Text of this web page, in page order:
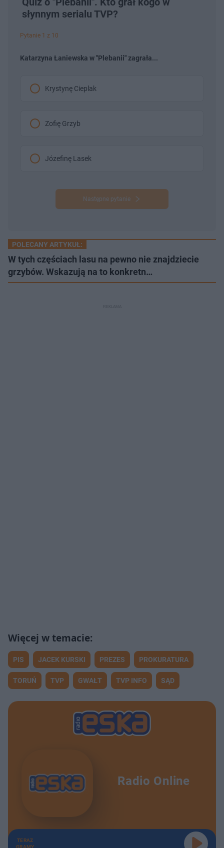
słynnym serialu TVP?
Pytanie 1 z 10
Katarzyna Łaniewska w "Plebanii" zagrała...
Krystynę Cieplak
Zofię Grzyb
Józefinę Lasek
Następne pytanie
POLECANY ARTYKUŁ:
W tych częściach lasu na pewno nie znajdziecie
grzybów. Wskazują na to konkretn…
PIS JACEK KURSKI PREZES PROKURATURA
TORUŃ TVP GWAŁT TVP INFO SĄD
Radio Online
TERAZ
GRAMY